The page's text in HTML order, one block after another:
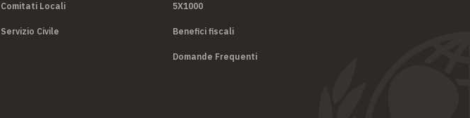
Comitati Locali
Servizio Civile
5X1000
Benefici fiscali
Domande Frequenti